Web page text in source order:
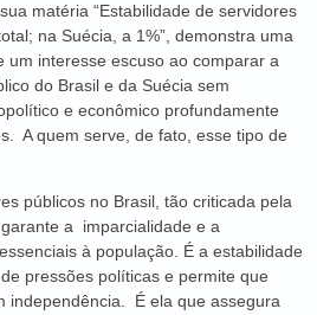
matéria “Estabilidade de servidores
na Suécia, a 1%”, demonstra uma
um interesse escuso ao comparar a
do Brasil e da Suécia sem
e econômico profundamente
A quem serve, de fato, esse tipo de
públicos no Brasil, tão criticada pela
a imparcialidade e a
à população. É a estabilidade
pressões políticas e permite que
independência. É ela que assegura